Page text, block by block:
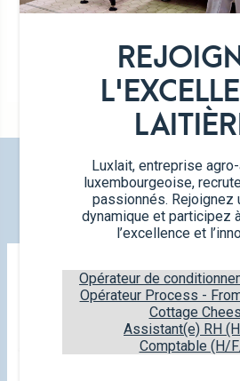
Luxlait, entreprise
luxembourgeoise,
passionnés. Rejoignez
dynamique et participez
l’excellence et
Opérateur de
Opérateur Process -
Cottage
Assistant(e) RH
Comptable (H/
Galettes
125g – 4×4
DÉCOUVREZ NOS